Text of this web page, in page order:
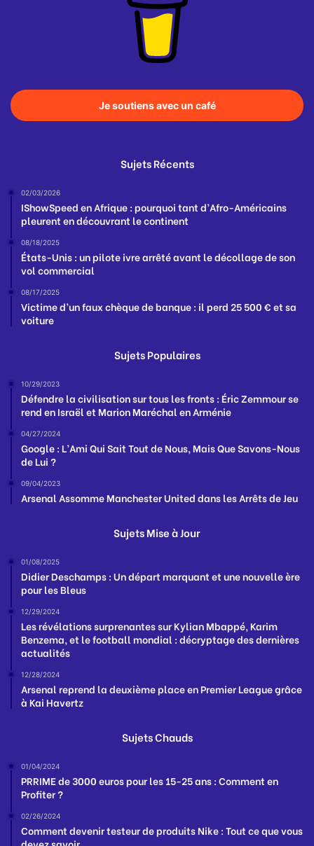
Je soutiens avec un café
Sujets Récents
02/03/2026
IShowSpeed en Afrique : pourquoi tant d’Afro-Américains
pleurent en découvrant le continent
08/18/2025
États-Unis : un pilote ivre arrêté avant le décollage de son
vol commercial
08/17/2025
Victime d’un faux chèque de banque : il perd 25 500 € et sa
voiture
Sujets Populaires
10/29/2023
Défendre la civilisation sur tous les fronts : Éric Zemmour se
rend en Israël et Marion Maréchal en Arménie
04/27/2024
Google : L’Ami Qui Sait Tout de Nous, Mais Que Savons-Nous
de Lui ?
09/04/2023
Arsenal Assomme Manchester United dans les Arrêts de Jeu
Sujets Mise à Jour
01/08/2025
Didier Deschamps : Un départ marquant et une nouvelle ère
pour les Bleus
12/29/2024
Les révélations surprenantes sur Kylian Mbappé, Karim
Benzema, et le football mondial : décryptage des dernières
actualités
12/28/2024
Arsenal reprend la deuxième place en Premier League grâce
à Kai Havertz
Sujets Chauds
01/04/2024
PRRIME de 3000 euros pour les 15-25 ans : Comment en
Profiter ?
02/26/2024
Comment devenir testeur de produits Nike : Tout ce que vous